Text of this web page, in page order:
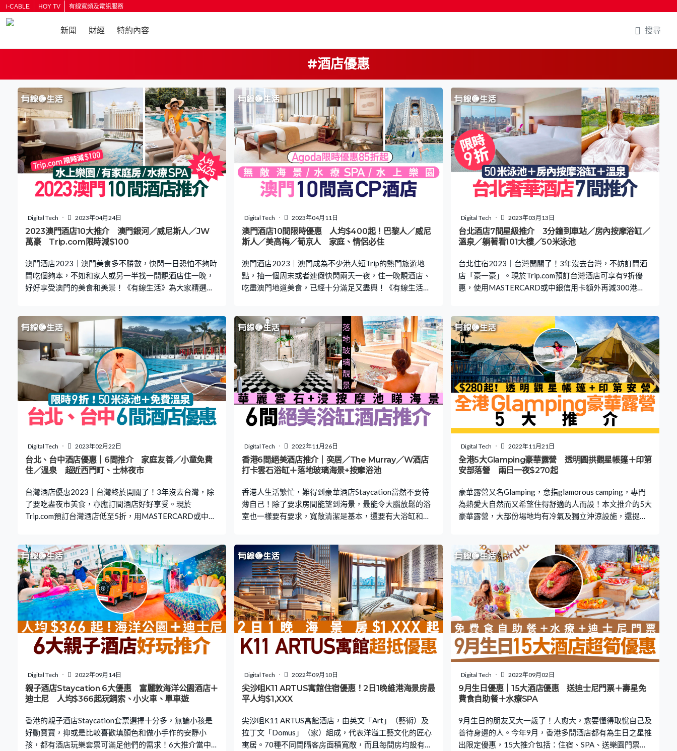
i-CABLE HOY TV 有線寬頻及電訊服務
新聞 財經 特約內容 搜尋
#酒店優惠
按輸入鍵開始搜尋
Digital Tech 2023年04月24日
2023澳門酒店10大推介 澳門銀河／威尼斯人／JW
萬豪 Trip.com限時減$100
澳門酒店2023｜澳門美食多不勝數，快閃一日恐怕不夠時
間吃個夠本，不如和家人或另一半找一間靚酒店住一晚，
好好享受澳門的美食和美景！《有線生活》為大家精選了
至4月30日，在Trip.com訂房輸入指定優惠碼，滿HK$800
即減HK$100（名額有限，用完即止），最高達7折，人均
低至$425，即看下文了解！ 推薦閱讀一線搜查｜沙田凡爾
賽宮展覽開幕 假日必去！6大必睇位、展期、售票安排一
文看一線搜查｜國泰大抽獎派2.7萬張免費機票 港人參加
方法、日期、得獎條件一文看清 2023澳門酒店10大推介
澳門雅辰酒店（Artyzen Grand Lapa Macau）－設有家庭
連通房、托兒服務 澳門銀河酒店（Galaxy Macau）－全球
最大《福布斯》雙五星酒店 澳門威尼斯人酒店（The
（The Parisian Macao）－小童專屬Q立方王國 澳門美獅
美高梅酒店（MGM Macau）－藝術氣息濃厚 澳門四季酒
店（Four Se
Digital Tech 2023年04月11日
澳門酒店10間限時優惠 人均$400起！巴黎人／威尼
斯人／美高梅／葡京人 家庭、情侶必住
澳門酒店2023｜澳門成為不少港人短Trip的熱門旅遊地
點，抽一個周末或者連假快閃兩天一夜，住一晚靚酒店、
吃盡澳門地道美食，已經十分滿足又盡興！《有線生活》
中心等，由4月11日起至4月20日於Agoda訂房更可享限時
優惠 – 訂單滿HK$800即減HK$100；訂單滿HK$1,300即
減HK$200（名額有限，用完即止），最高達85折，人均
低至$399.5，即看下文了解！ >>查看澳門酒店優惠<< 推
薦閱讀一澳門酒店8大推介 JW萬豪／君悅／美高梅／百
老匯／萊斯 鄰近大三巴＋無敵海景大澳門7間新酒店
2023 W酒店／葡京人／頤居 水療SPA＋800呎套房＋
自助山＋米芝蓮三星中菜 Klook.com 澳門酒店10間必住推
介 澳門巴黎人酒店（The Parisian Macao）－法式奢華王
庭旅客高度評價 澳門美高梅酒店（MGM Macau）－藝術
氣息濃厚 萊斯酒店（Rocks Hotel）－坐
Digital Tech 2023年03月13日
台北酒店7間星級推介 3分鐘到車站／房內按摩浴缸／
溫泉／躺著看101大樓／50米泳池
台北住宿2023｜台灣開關了！3年沒去台灣，不妨訂間酒
店「豪一豪」。現於Trip.com預訂台灣酒店可享有9折優
惠，使用MASTERCARD或中銀信用卡額外再減300港
優惠期由3月13日至17日，有心水就立即預訂吧！ 東京住
宿推介： 東京近100間酒店推介 新開幕／溫泉旅館／滑
雪／1分鐘到JR🤩東京半新酒店25間推介 2分鐘到車站／
露天溫泉／無邊際泳池／房內睇櫻花🤩東京8間河口湖溫泉
酒店👍🏻房內泡私人風呂，起床賞富士山絕景🤩東京市中心
溫泉酒店5大推介👍🏻5分鐘步行到JR站，新宿／銀座／上野
全部超高CP🤩 台北7間奢華酒店 捷絲旅－台北西門町館
（Just Sleep Ximending）－位於旅遊熱點西門町 台北晶華
酒店（Regent Taipei）－設浴池、Spa、室外泳池 台北圓
山大飯店（The Grand Hotel）－全台首間五星級飯店 台北
悠逸商旅（台北士林）（Uinn Business Hotel Shilin）－設
有兒童遊樂場 天閣酒店（台北信義館）（The Tango
Digital Tech 2023年02月22日
台北、台中酒店優惠｜6間推介 家庭友善／小童免費
住／溫泉 超近西門町、士林夜市
台灣酒店優惠2023｜台灣終於開關了！3年沒去台灣，除
了要吃盡夜市美食，亦應訂間酒店好好享受。現於
Trip.com預訂台灣酒店低至5折，用MASTERCARD或中銀
鄰近夜市、旅遊熱點，還設有浴場和桑拿，優惠期去到2月
25日，有心水就立即預訂吧！ 台灣酒店 1）捷絲旅台北館
（Just Sleep Taipei Lin Sen）－麻雀雖小、五藏俱全 2）台
北圓山大飯店（The Grand Hotel）－全台首間五星級飯店
3）台北士林星美商旅（Star Beauty Hotel）－家的感覺
4）台北函舍商務旅店（Han She Business Hotel）－超近
西門町 5）台中福華大飯店（Howard Prince Hotel
Taichung）－設有浴池、桑拿 6）台中公園智選假日飯店
（Holiday Inn Express Taichung Park）－鄰近台中車站 台
Sleep Taipei Lin Sen）－麻雀雖小、
Digital Tech 2022年11月26日
香港6間絕美酒店推介｜奕居／The Murray／W酒店
打卡雲石浴缸＋落地玻璃海景+按摩浴池
香港人生活繁忙，難得到豪華酒店Staycation當然不要待
薄自己！除了要求房間能望到海景，最能令大腦放鬆的浴
室也一樣要有要求，寬敞清潔是基本，還要有大浴缸和無
方酒店 ｜中環為香港最頂尖5星級酒店之一，網民票選
「最歎浴缸泡泡浴酒店房」第三名！橢圓形浴缸是套房限
定，部份房間望向城市景觀，讓浸浴時有一種寧靜與城市
繁囂的反差，分外寫意。浴缸位於中間位置，在任何角色
拍攝都非常靈活！相當適合情侶、閨蜜及為小寶貝打卡。
橢圓形浴缸客房類型皇后像廣場景觀客房 (雙人床/兩張單
人床)海景客房（雙人床／兩張單人床） 登記入住時間：
15:00退房時間：12:00 【KLOOK預訂】｜【KKDAY預
訂】 Klook.com 【2】奕居 The Upper House｜金鐘曾獲網
島的中心地帶，坐落太古廣場，坐擁維多利亞港和城市全
景。預訂房間時選擇Studio 70豪華海景房，更可於浸浴同
時欣賞維港美景！ 入住時間：15:00退房時間：1
Digital Tech 2022年11月21日
全港5大Glamping豪華露營 透明圓拱觀星帳篷＋印第
安部落營 兩日一夜$270起
豪華露營又名Glamping，意指glamorous camping，專門
為熱愛大自然而又希望住得舒適的人而設！本文推介的5大
豪華露營，大部份場地均有冷氣及獨立沖涼設施，還提供
體驗。兩日一夜Glamping包BBQ套餐最平人均$270起！
即日預訂兩手空空即可入住！ Klook.com 【1】長沙海邊民
園 MY Seaside Park 人均$270！營地最吸引的地方是非常
近沙灘，讓住客可體驗滑浪的樂趣，安靜渡過一個陽光與
海灘假期。Glamping營地內還有一大片草地及彈床讓小朋
友跑跑跳跳。首次體驗露營的朋友可以入住「自攜營」，
是有全套露營裝備租借服務的營地，讓一家大細體會真正
的露營感受。營區內印弟安風格的「豪華六角營」更是不
少KOL及廣告的攝影熱點，讓住客感受一個充滿異國風情
的Glamping假期。 【KKDAY預約】 Klook.com 營舍及價
錢：入住「鑽石觀星營」一晚最多5人入住$1,600，人均
$320 【KKDAY預約】 入住「豪華六角營」一晚最多3人
入住$1,200，人均$
Digital Tech 2022年09月14日
親子酒店Staycation 6大優惠 富麗敦海洋公園酒店＋
迪士尼 人均$366起玩鋼索、小火車、單車遊
香港的親子酒店Staycation套票選擇十分多，無論小孩是
好動寶寶，抑或是比較喜歡填顏色和做小手作的安靜小
孩，都有酒店玩樂套票可滿足他們的需求！6大推介當中，
Digital Tech 2022年09月10日
尖沙咀K11 ARTUS寓館住宿優惠！2日1晚維港海景房最
平人均$1,XXX
尖沙咀K11 ARTUS寓館酒店，由英文「Art」（藝術）及
拉丁文「Domus」（家）組成，代表洋溢工藝文化的匠心
寓居。70種不同間隔客房面積寬敞，而且每間房均設有環
Digital Tech 2022年09月02日
9月生日優惠｜15大酒店優惠 送迪士尼門票＋壽星免
費食自助餐＋水療SPA
9月生日的朋友又大一歲了！人愈大，愈要懂得取悅自己及
善待身邊的人。今年9月，香港多間酒店都有為生日之星推
出限定優惠，15大推介包括：住宿、SPA、送樂園門票、